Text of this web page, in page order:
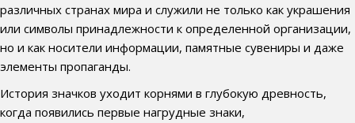
различных странах мира и служили не только как украшения
или символы принадлежности к определенной организации,
но и как носители информации, памятные сувениры и даже
элементы пропаганды.
История значков уходит корнями в глубокую древность,
когда появились первые нагрудные знаки,